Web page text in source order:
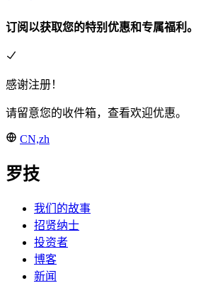
订阅以获取您的特别优惠和专属福利。
感谢注册！
请留意您的收件箱，查看欢迎优惠。
CN,zh
罗技
我们的故事
招贤纳士
投资者
博客
新闻